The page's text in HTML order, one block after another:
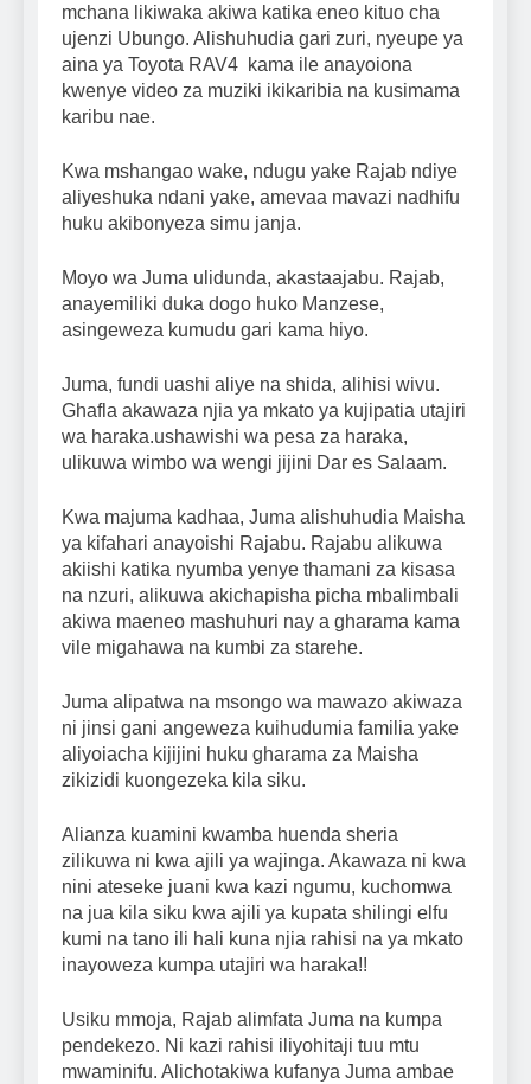
mchana likiwaka akiwa katika eneo kituo cha
ujenzi Ubungo. Alishuhudia gari zuri, nyeupe ya
aina ya Toyota RAV4 kama ile anayoiona
kwenye video za muziki ikikaribia na kusimama
karibu nae.
Kwa mshangao wake, ndugu yake Rajab ndiye
aliyeshuka ndani yake, amevaa mavazi nadhifu
huku akibonyeza simu janja.
Moyo wa Juma ulidunda, akastaajabu. Rajab,
anayemiliki duka dogo huko Manzese,
asingeweza kumudu gari kama hiyo.
Juma, fundi uashi aliye na shida, alihisi wivu.
Ghafla akawaza njia ya mkato ya kujipatia utajiri
wa haraka.ushawishi wa pesa za haraka,
ulikuwa wimbo wa wengi jijini Dar es Salaam.
Kwa majuma kadhaa, Juma alishuhudia Maisha
ya kifahari anayoishi Rajabu. Rajabu alikuwa
akiishi katika nyumba yenye thamani za kisasa
na nzuri, alikuwa akichapisha picha mbalimbali
akiwa maeneo mashuhuri nay a gharama kama
vile migahawa na kumbi za starehe.
Juma alipatwa na msongo wa mawazo akiwaza
ni jinsi gani angeweza kuihudumia familia yake
aliyoiacha kijijini huku gharama za Maisha
zikizidi kuongezeka kila siku.
Alianza kuamini kwamba huenda sheria
zilikuwa ni kwa ajili ya wajinga. Akawaza ni kwa
nini ateseke juani kwa kazi ngumu, kuchomwa
na jua kila siku kwa ajili ya kupata shilingi elfu
kumi na tano ili hali kuna njia rahisi na ya mkato
inayoweza kumpa utajiri wa haraka!!
Usiku mmoja, Rajab alimfata Juma na kumpa
pendekezo. Ni kazi rahisi iliyohitaji tuu mtu
mwaminifu. Alichotakiwa kufanya Juma ambae